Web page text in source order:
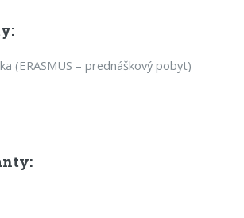
(ERASMUS – prednáškový pobyt)